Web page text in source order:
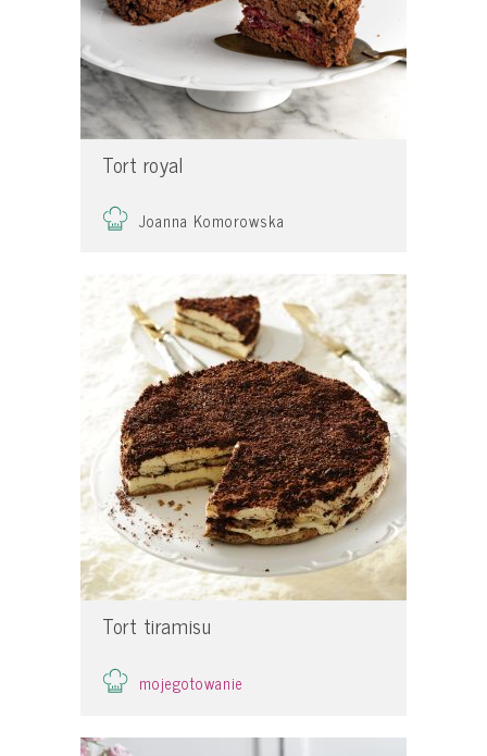
Tort royal
Joanna Komorowska
Tort tiramisu
mojegotowanie